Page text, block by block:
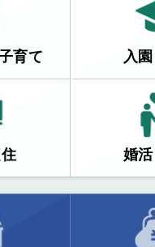
育て 入
婚